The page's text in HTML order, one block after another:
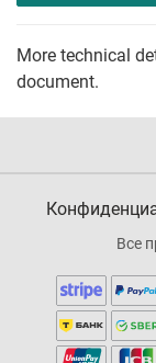
More technical
document.
Все